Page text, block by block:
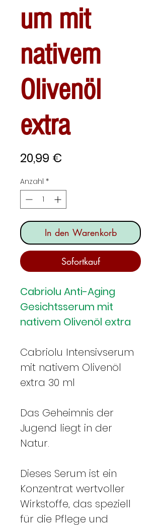
um mit
nativem
Olivenöl
extra
20,99 €
Anzahl *
In den Warenkorb
Sofortkauf
Cabriolu Anti-Aging
Gesichtsserum mit
nativem Olivenöl extra
Cabriolu Intensivserum
mit nativem Olivenöl
extra 30 ml
Das Geheimnis der
Jugend liegt in der
Natur.
Dieses Serum ist ein
Konzentrat wertvoller
Wirkstoffe, das speziell
für die Pflege und